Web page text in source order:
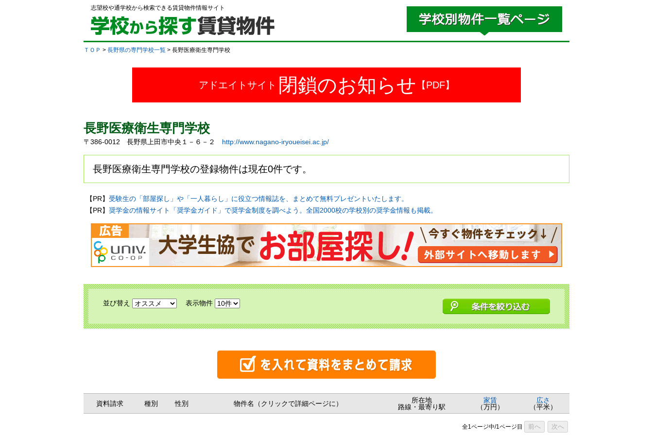
志望校や通学校から検索できる賃貸物件情報サイト
ＴＯＰ > 長野県の専門学校一覧 > 長野医療衛生専門学校
アドエイトサイト 閉鎖のお知らせ 【PDF】
長野医療衛生専門学校
〒386-0012 長野県上田市中央１－６－２ http://www.nagano-iryoueisei.ac.jp/
長野医療衛生専門学校の登録物件は現在0件です。
【PR】 受験生の「部屋探し」や「一人暮らし」に役立つ情報誌を、まとめて無料プレゼントいたします。
【PR】 奨学金の情報サイト「奨学金ガイド」で奨学金制度を調べよう。全国2000校の学校別の奨学金情報も掲載。
並び替え 表示物件
資料請求 種別 性別 物件名（クリックで詳細ページに）
所在地
路線・最寄り駅
家賃
（万円）
広さ
（平米）
全1ページ中/1ページ目 前へ 次へ